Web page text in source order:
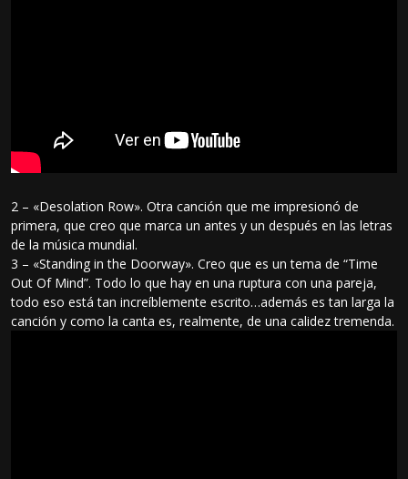
2 – «Desolation Row». Otra canción que me impresionó de
primera, que creo que marca un antes y un después en las letras
de la música mundial.
3 – «Standing in the Doorway». Creo que es un tema de “Time
Out Of Mind”. Todo lo que hay en una ruptura con una pareja,
todo eso está tan increíblemente escrito…además es tan larga la
canción y como la canta es, realmente, de una calidez tremenda.